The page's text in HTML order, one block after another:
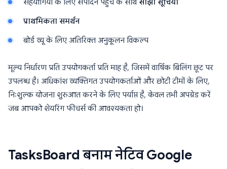
सहयोगियों के लिए संपादन पहुंच के साथसाझा सूचियाँ
प्राथमिकता समर्थन
बोर्ड व्यू के लिए अतिरिक्त अनुकूलन विकल्प
मूल्य निर्धारण प्रति उपयोगकर्ता प्रति माह है, जिसमें वार्षिक बिलिंग छूट पर
उपलब्ध है। अधिकांश व्यक्तिगत उपयोगकर्ताओं और छोटी टीमों के लिए,
निःशुल्क योजना शुरुआत करने के लिए पर्याप्त है, केवल तभी अपग्रेड करें
जब आपको शेयरिंग फीचर्स की आवश्यकता हो।
TasksBoard बनाम नेटिव Google